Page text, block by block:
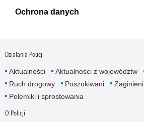
Ochrona danych
Działania Policji
Aktualności Aktualności z województw
Ruch drogowy
Poszukiwani Zaginieni
Polemiki i sprostowania
O Policji